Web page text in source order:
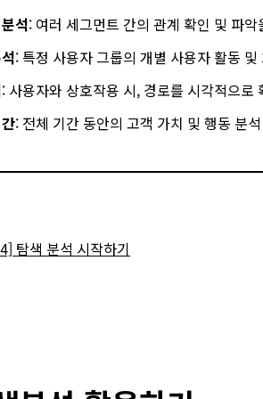
석: 여러 세그먼트 간의 관계 확인 및 파악
: 특정 사용자 그룹의 개별 사용자 활동 및
: 사용자와 상호작용 시, 경로를 시각적으로
: 전체 기간 동안의 고객 가치 및 행동 분석
탐색 분석 시작하기